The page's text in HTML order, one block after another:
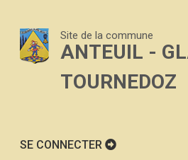
Site de la commune
ANTEUIL -
TOURNEDOZ
SE CONNECTER